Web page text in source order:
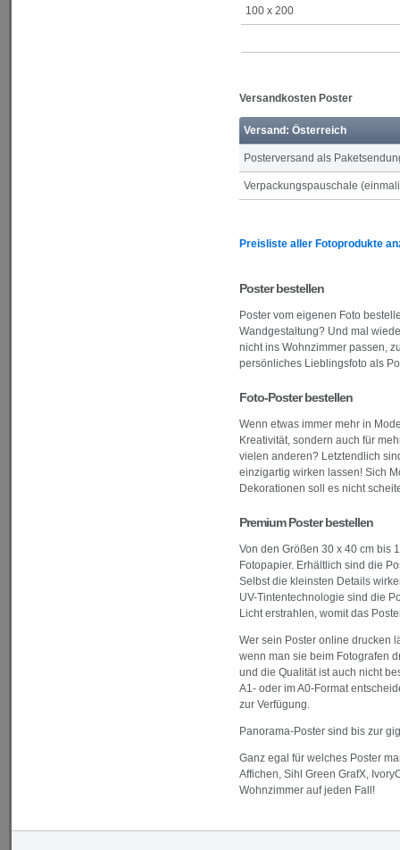
100 x 200
Versandkosten Poster
Versand: Österreich
Posterversand als
Verpackungspauschale
Preisliste aller Fotoprodukte
Poster bestellen
Poster vom eigenen Foto
Wandgestaltung? Und mal
nicht ins Wohnzimmer passen,
persönliches Lieblingsfoto als
Foto-Poster bestellen
Wenn etwas immer mehr in
Kreativität, sondern auch für
vielen anderen? Letztendlich
einzigartig wirken lassen! Sich
Dekorationen soll es nicht
Premium Poster bestellen
Von den Größen 30 x 40 cm bis
Fotopapier. Erhältlich sind die
Selbst die kleinsten Details
UV-Tintentechnologie sind die
Licht erstrahlen, womit das
Wer sein Poster online drucken
wenn man sie beim Fotografen
und die Qualität ist auch nicht
A1- oder im A0-Format
zur Verfügung.
Panorama-Poster sind bis zur
Ganz egal für welches Poster
Affichen, Sihl Green GrafX,
Wohnzimmer auf jeden Fall!